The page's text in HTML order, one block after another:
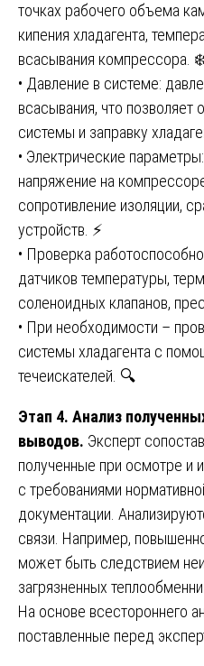
точках рабочего объема
кипения хладагента,
всасывания компрессора.
• Давление в системе:
всасывания, что позволяет
системы и заправку
• Электрические
напряжение на
сопротивление изоляции,
устройств. ⚡
• Проверка
датчиков температуры,
соленоидных клапанов,
• При необходимости –
системы хладагента с
течеискателей. 🔍
Этап 4. Анализ
выводов. Эксперт
полученные при осмотре и
с требованиями
документации.
связи. Например,
может быть следствием
загрязненных
На основе всестороннего
поставленные перед